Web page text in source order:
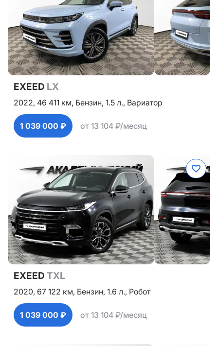
EXEED LX
2022, 46 411 км, Бензин, 1.5 л., Вариатор
1 039 000 ₽ от 13 104 ₽/месяц
EXEED TXL
2020, 67 122 км, Бензин, 1.6 л., Робот
1 039 000 ₽ от 13 104 ₽/месяц